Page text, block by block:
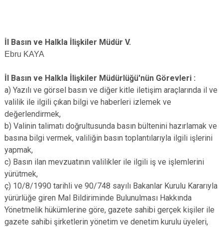
İl Basın ve Halkla İlişkiler Müdür V.
Ebru KAYA
İl Basın ve Halkla İlişkiler Müdürlüğü'nün Görevleri :
a) Yazılı ve görsel basın ve diğer kitle iletişim araçlarında il ve
valilik ile ilgili çıkan bilgi ve haberleri izlemek ve
değerlendirmek,
b) Valinin talimatı doğrultusunda basın bültenini hazırlamak ve
basına bilgi vermek, valiliğin basın toplantılarıyla ilgili işlerini
yapmak,
c) Basın ilan mevzuatının valilikler ile ilgili iş ve işlemlerini
yürütmek,
ç) 10/8/1990 tarihli ve 90/748 sayılı Bakanlar Kurulu Kararıyla
yürürlüğe giren Mal Bildiriminde Bulunulması Hakkında
Yönetmelik hükümlerine göre, gazete sahibi gerçek kişiler ile
gazete sahibi şirketlerin yönetim ve denetim kurulu üyeleri,